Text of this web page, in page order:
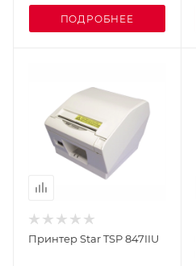
ПОДРОБНЕЕ
Принтер Star TSP 847IIU